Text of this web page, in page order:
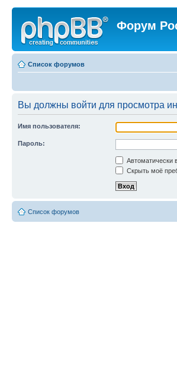
Форум
Список форумов
Вы должны войти для просмотра
Имя пользователя:
Пароль:
Автоматически
Скрыть моё
Список форумов